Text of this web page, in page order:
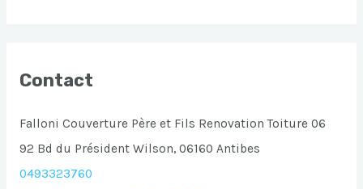
Contact
Falloni Couverture Père et Fils Renovation Toiture 06
92 Bd du Président Wilson, 06160 Antibes
0493323760